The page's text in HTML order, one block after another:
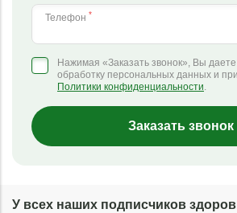
Телефон *
Нажимая «Заказать звонок», Вы даете
обработку персональных данных и
Политики конфиденциальности.
Заказать звонок
У всех наших подписчиков